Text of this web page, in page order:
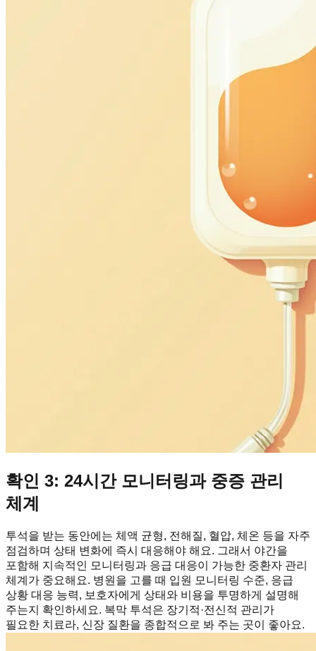
확인 3: 24시간 모니터링과 중증 관리
체계
투석을 받는 동안에는 체액 균형, 전해질, 혈압, 체온 등을 자주
점검하며 상태 변화에 즉시 대응해야 해요. 그래서 야간을
포함해 지속적인 모니터링과 응급 대응이 가능한 중환자 관리
체계가 중요해요. 병원을 고를 때 입원 모니터링 수준, 응급
상황 대응 능력, 보호자에게 상태와 비용을 투명하게 설명해
주는지 확인하세요. 복막 투석은 장기적·전신적 관리가
필요한 치료라, 신장 질환을 종합적으로 봐 주는 곳이 좋아요.